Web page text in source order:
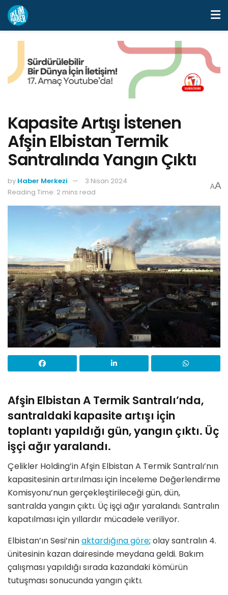
Kapasite Artışı İstenen
Afşin Elbistan Termik
Santralında Yangın Çıktı
by Haber Merkezi
3 Nisan 2024
Reading Time: 2 mins read
AA
Afşin Elbistan A Termik Santralı’nda,
santraldaki kapasite artışı için
toplantı yapıldığı gün, yangın çıktı. Üç
işçi ağır yaralandı.
Çelikler Holding’in Afşin Elbistan A Termik Santralı’nın
kapasitesinin artırılması için İnceleme Değerlendirme
Komisyonu’nun gerçekleştirileceği gün, dün,
santralda yangın çıktı. Üç işçi ağır yaralandı. Santralın
kapatılması için yıllardır mücadele veriliyor.
Elbistan’ın Sesi’ninaktardığına göre; olay santralın 4.
ünitesinin kazan dairesinde meydana geldi. Bakım
çalışması yapıldığı sırada kazandaki kömürün
tutuşması sonucunda yangın çıktı.